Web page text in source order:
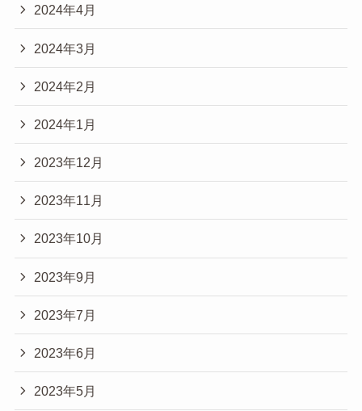
2024年4月
2024年3月
2024年2月
2024年1月
2023年12月
2023年11月
2023年10月
2023年9月
2023年7月
2023年6月
2023年5月